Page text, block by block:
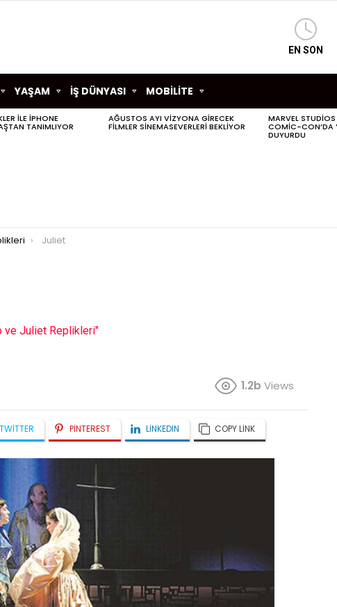
EN SON
YAŞAM İŞ DÜNYASI MOBİLİTE
ILE IPHONE
TANIMLIYOR
AĞUSTOS AYI VIZYONA GIRECEK
FILMLER SINEMASEVERLERI BEKLIYOR
MARVEL
COMIC-CON’DA
DUYURDU
Juliet
ve Juliet Replikleri"
1.2b Views
TWITTER PINTEREST LINKEDIN COPY LINK